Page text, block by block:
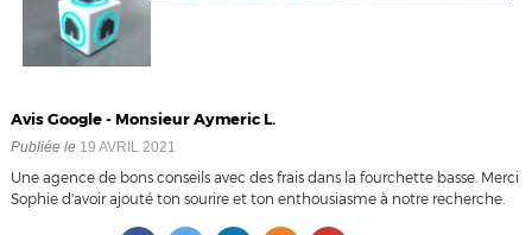
Avis Google - Monsieur Aymeric L.
Publiée le 19 AVRIL 2021
Une agence de bons conseils avec des frais dans la fourchette basse. Merci
Sophie d'avoir ajouté ton sourire et ton enthousiasme à notre recherche.